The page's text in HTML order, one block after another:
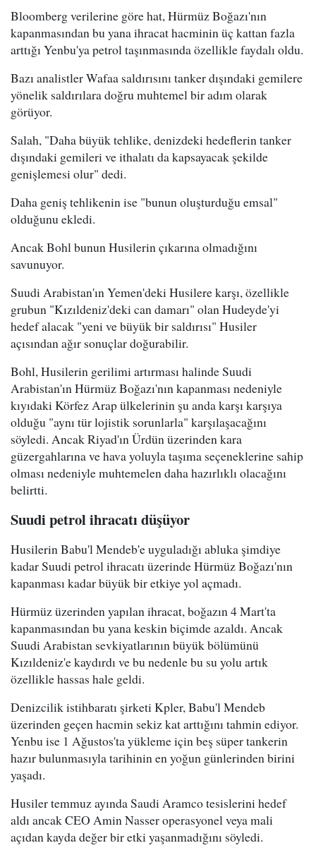
Bloomberg verilerine göre hat, Hürmüz Boğazı'nın
kapanmasından bu yana ihracat hacminin üç kattan fazla
arttığı Yenbu'ya petrol taşınmasında özellikle faydalı oldu.
Bazı analistler Wafaa saldırısını tanker dışındaki gemilere
yönelik saldırılara doğru muhtemel bir adım olarak
görüyor.
Salah, "Daha büyük tehlike, denizdeki hedeflerin tanker
dışındaki gemileri ve ithalatı da kapsayacak şekilde
genişlemesi olur" dedi.
Daha geniş tehlikenin ise "bunun oluşturduğu emsal"
olduğunu ekledi.
Ancak Bohl bunun Husilerin çıkarına olmadığını
savunuyor.
Suudi Arabistan'ın Yemen'deki Husilere karşı, özellikle
grubun "Kızıldeniz'deki can damarı" olan Hudeyde'yi
hedef alacak "yeni ve büyük bir saldırısı" Husiler
açısından ağır sonuçlar doğurabilir.
Bohl, Husilerin gerilimi artırması halinde Suudi
Arabistan'ın Hürmüz Boğazı'nın kapanması nedeniyle
kıyıdaki Körfez Arap ülkelerinin şu anda karşı karşıya
olduğu "aynı tür lojistik sorunlarla" karşılaşacağını
söyledi. Ancak Riyad'ın Ürdün üzerinden kara
güzergahlarına ve hava yoluyla taşıma seçeneklerine sahip
olması nedeniyle muhtemelen daha hazırlıklı olacağını
belirtti.
Suudi petrol ihracatı düşüyor
Husilerin Babu'l Mendeb'e uyguladığı abluka şimdiye
kadar Suudi petrol ihracatı üzerinde Hürmüz Boğazı'nın
kapanması kadar büyük bir etkiye yol açmadı.
Hürmüz üzerinden yapılan ihracat, boğazın 4 Mart'ta
kapanmasından bu yana keskin biçimde azaldı. Ancak
Suudi Arabistan sevkiyatlarının büyük bölümünü
Kızıldeniz'e kaydırdı ve bu nedenle bu su yolu artık
özellikle hassas hale geldi.
Denizcilik istihbaratı şirketi Kpler, Babu'l Mendeb
üzerinden geçen hacmin sekiz kat arttığını tahmin ediyor.
Yenbu ise 1 Ağustos'ta yükleme için beş süper tankerin
hazır bulunmasıyla tarihinin en yoğun günlerinden birini
yaşadı.
Husiler temmuz ayında Saudi Aramco tesislerini hedef
aldı ancak CEO Amin Nasser operasyonel veya mali
açıdan kayda değer bir etki yaşanmadığını söyledi.